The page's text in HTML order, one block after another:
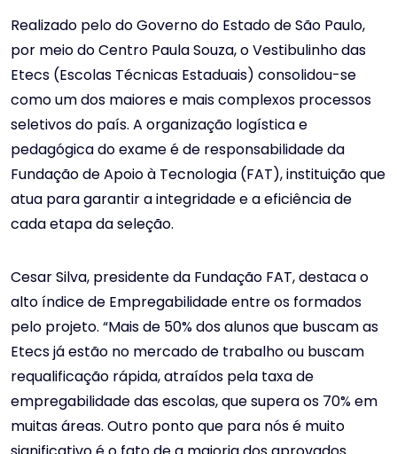
Realizado pelo do Governo do Estado de São Paulo,
por meio do Centro Paula Souza, o Vestibulinho das
Etecs (Escolas Técnicas Estaduais) consolidou-se
como um dos maiores e mais complexos processos
seletivos do país. A organização logística e
pedagógica do exame é de responsabilidade da
Fundação de Apoio à Tecnologia (FAT), instituição que
atua para garantir a integridade e a eficiência de
cada etapa da seleção.
Cesar Silva, presidente da Fundação FAT, destaca o
alto índice de Empregabilidade entre os formados
pelo projeto. “Mais de 50% dos alunos que buscam as
Etecs já estão no mercado de trabalho ou buscam
requalificação rápida, atraídos pela taxa de
empregabilidade das escolas, que supera os 70% em
muitas áreas. Outro ponto que para nós é muito